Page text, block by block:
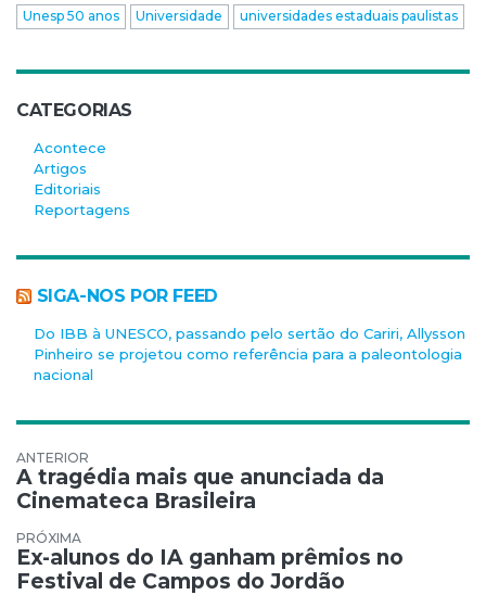
Unesp 50 anos
Universidade universidades estaduais paulistas
CATEGORIAS
Acontece
Artigos
Editoriais
Reportagens
SIGA-NOS POR FEED
Do IBB à UNESCO, passando pelo sertão do Cariri, Allysson
Pinheiro se projetou como referência para a paleontologia
nacional
Navegação de Post
A tragédia mais que anunciada da
Cinemateca Brasileira
Ex-alunos do IA ganham prêmios no
Festival de Campos do Jordão